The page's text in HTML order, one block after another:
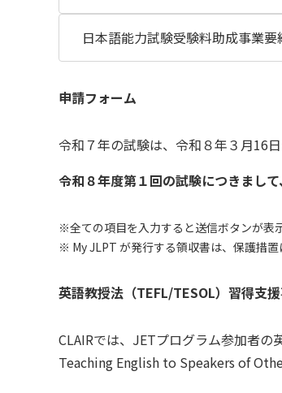
日本語能力試験受験料助成事業要
申請フォーム
令和７年の試験は、令和８年３月16
令和８年度第１回の試験につきまして
※全ての項目を入力すると送信ボタンが表
※ My JLPT が発行する領収書は、保護措
英語教授法（TEFL/TESOL）習得支
CLAIRでは、JETプログラム参加者の
Teaching English to Speakers of